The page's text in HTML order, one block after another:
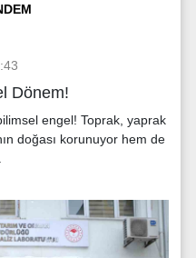
Dönem!
engel! Toprak, yaprak
doğası korunuyor hem de